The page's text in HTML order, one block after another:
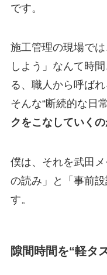
です。
施工管理の現場で
しよう」なんて時
る、職人から呼ば
そんな“断続的な日常
クをこなしていくの
僕は、それを武田
の読み」と「事前
す。
隙間時間を“軽タ